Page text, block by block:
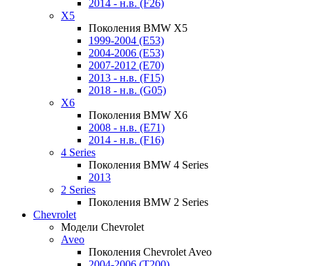
2014 - н.в. (F26)
X5
Поколения BMW X5
1999-2004 (E53)
2004-2006 (E53)
2007-2012 (E70)
2013 - н.в. (F15)
2018 - н.в. (G05)
X6
Поколения BMW X6
2008 - н.в. (E71)
2014 - н.в. (F16)
4 Series
Поколения BMW 4 Series
2013
2 Series
Поколения BMW 2 Series
Chevrolet
Модели Chevrolet
Aveo
Поколения Chevrolet Aveo